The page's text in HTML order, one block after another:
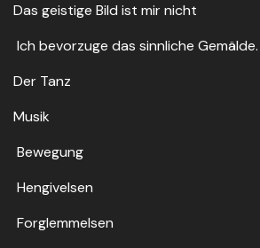
Das geistige Bild ist mir nicht
Ich bevorzuge das sinnliche Gemälde.
Der Tanz
Musik
Bewegung
Hengivelsen
Forglemmelsen